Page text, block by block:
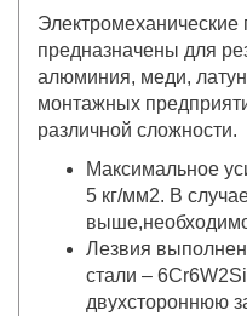
Электромеханические
предназначены для
алюминия, меди,
монтажных
различной сложности.
Максимальное
5 кг/мм2. В
выше,необходимо
Лезвия
стали –
двухстороннюю